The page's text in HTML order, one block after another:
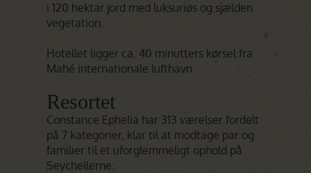
i 120 hektar jord med luksuriøs og sjælden
vegetation.
Hotellet ligger ca. 40 minutters kørsel fra
Mahé internationale lufthavn.
Resortet
Constance Ephelia har 313 værelser fordelt
på 7 kategorier, klar til at modtage par og
familier til et uforglemmeligt ophold på
Seychellerne: